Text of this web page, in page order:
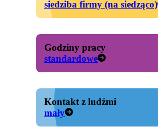
siedziba firmy (na siedząco)
Godziny pracy
standardowe
Kontakt z ludźmi
mały